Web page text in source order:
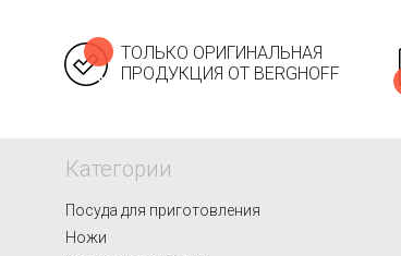
ТОЛЬКО ОРИГИНАЛЬНАЯ
ПРОДУКЦИЯ ОТ BERGHOFF
Категории
Посуда для приготовления
Ножи